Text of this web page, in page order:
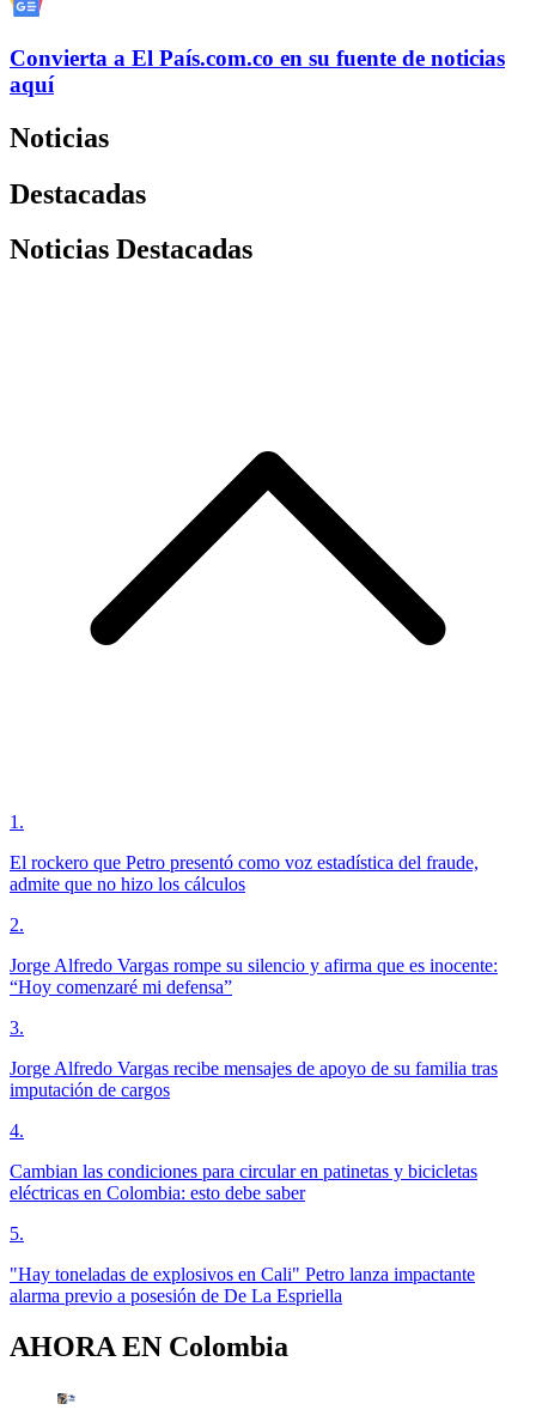
Convierta a El País.com.co en su fuente de noticias
aquí
Noticias
Destacadas
Noticias Destacadas
1 .
El rockero que Petro presentó como voz estadística del fraude,
admite que no hizo los cálculos
2.
Jorge Alfredo Vargas rompe su silencio y afirma que es inocente:
“Hoy comenzaré mi defensa”
3.
Jorge Alfredo Vargas recibe mensajes de apoyo de su familia tras
imputación de cargos
4.
Cambian las condiciones para circular en patinetas y bicicletas
eléctricas en Colombia: esto debe saber
5.
"Hay toneladas de explosivos en Cali" Petro lanza impactante
alarma previo a posesión de De La Espriella
AHORA EN Colombia